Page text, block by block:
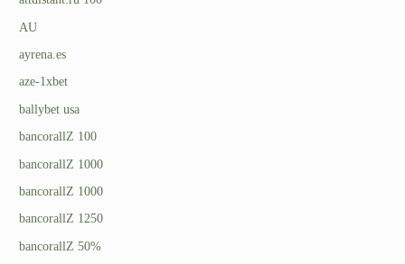
AU
ayrena.es
aze-1xbet
ballybet usa
bancorallZ 100
bancorallZ 1000
bancorallZ 1000
bancorallZ 1250
bancorallZ 50%